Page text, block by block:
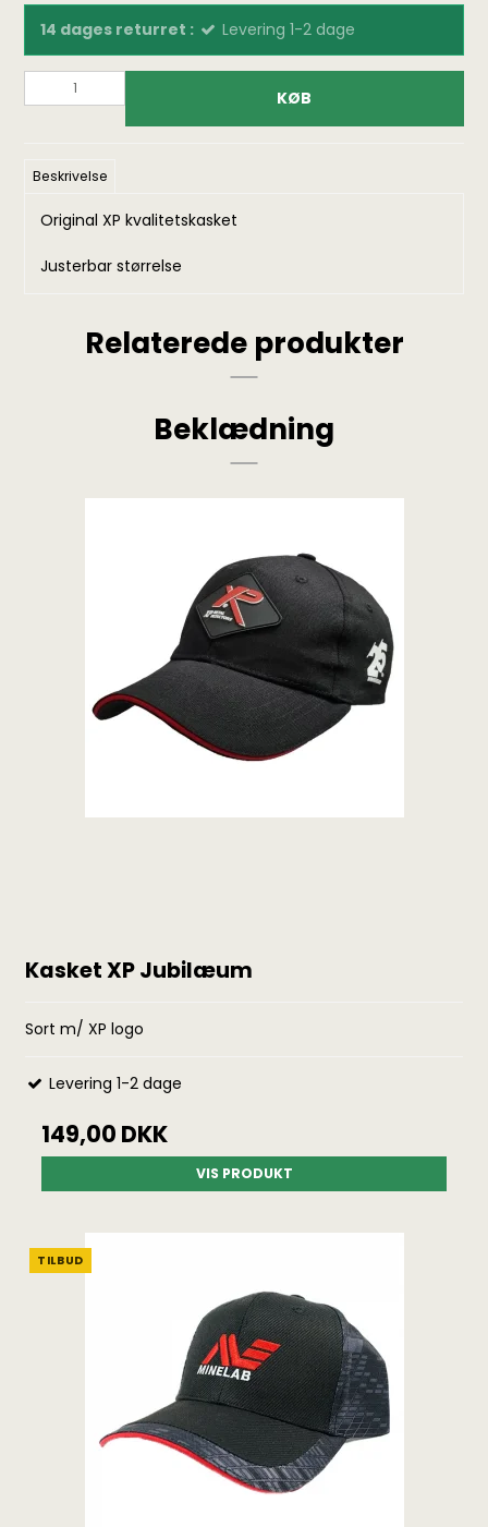
14 dages returret : Levering 1-2 dage
KØB
Beskrivelse
Original XP kvalitetskasket
Justerbar størrelse
Relaterede produkter
Beklædning
Kasket XP Jubilæum
Sort m/ XP logo
Levering 1-2 dage
149,00 DKK
VIS PRODUKT
TILBUD